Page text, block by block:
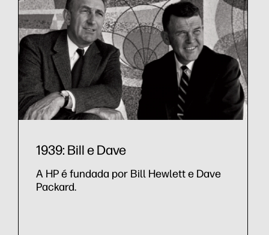
1939: Bill e Dave
A HP é fundada por Bill Hewlett e Dave
Packard.